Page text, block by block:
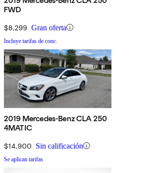
FWD
$8,299 Gran oferta
Incluye tarifas de conc.
2019 Mercedes-Benz CLA 250
4MATIC
$14,900 Sin calificación
Se aplican tarifas